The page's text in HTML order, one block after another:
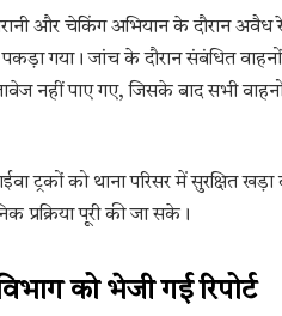
और चेकिंग अभियान के दौरान अवैध
गया। जांच के दौरान संबंधित
नहीं पाए गए, जिसके बाद सभी
ट्रकों को थाना परिसर में सुरक्षित खड़ा
प्रक्रिया पूरी की जा सके।
को भेजी गई रिपोर्ट